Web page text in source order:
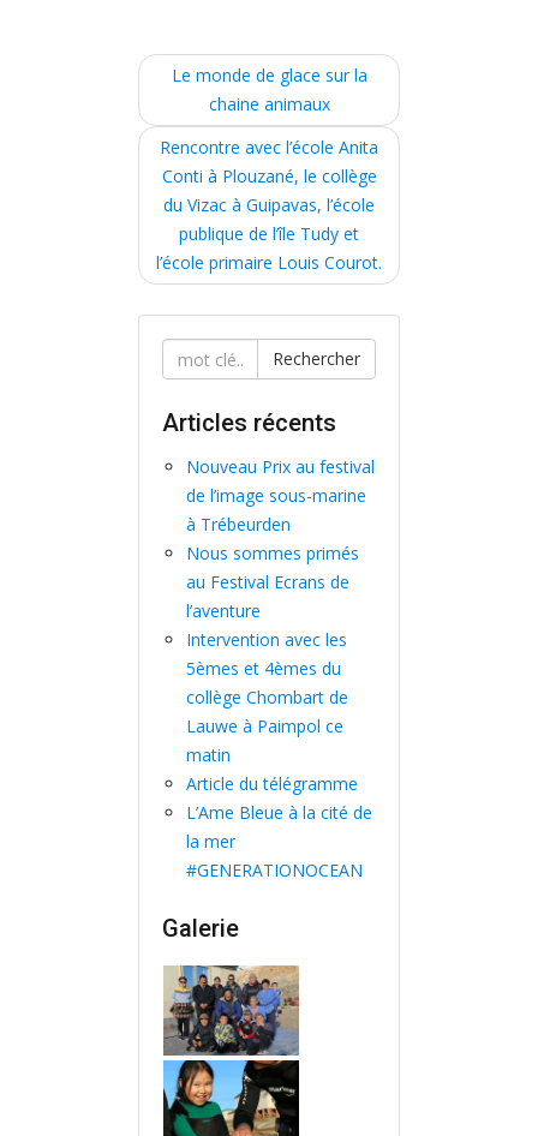
P
o
s
v
i
Le monde de glace sur la
chaine animaux
Rencontre avec l’école Anita
Conti à Plouzané, le collège
du Vizac à Guipavas, l’école
publique de l’île Tudy et
l’école primaire Louis Courot.
Rechercher
Articles récents
Nouveau Prix au festival
de l’image sous-marine
à Trébeurden
Nous sommes primés
au Festival Ecrans de
l’aventure
Intervention avec les
5èmes et 4èmes du
collège Chombart de
Lauwe à Paimpol ce
matin
Article du télégramme
L’Ame Bleue à la cité de
la mer
#GENERATIONOCEAN
Galerie